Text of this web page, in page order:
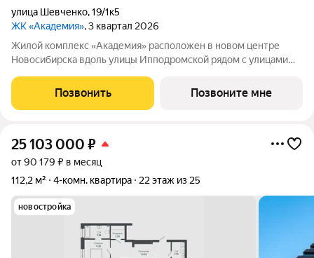
улица Шевченко,19/1к5
ЖК «Академия», 3 квартал 2026
Жилой комплекс «Академия» расположен в новом центре
Новосибирска вдоль улицы Ипподромской рядом с улицами
имеет чистую ауру. А в последние годы эта локация активно
развивается, превращаясь в
Позвонить Позвоните мне
25 103 000 ₽
от 90 179 ₽ в месяц
112,2 м²
4-комн. квартира 22 этаж из 25
новостройка